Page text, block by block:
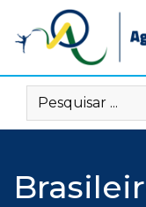
content